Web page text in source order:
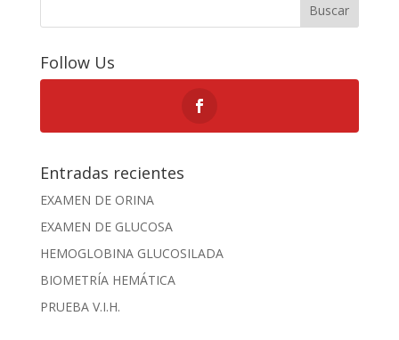
Buscar
Follow Us
Entradas recientes
EXAMEN DE ORINA
EXAMEN DE GLUCOSA
HEMOGLOBINA GLUCOSILADA
BIOMETRÍA HEMÁTICA
PRUEBA V.I.H.